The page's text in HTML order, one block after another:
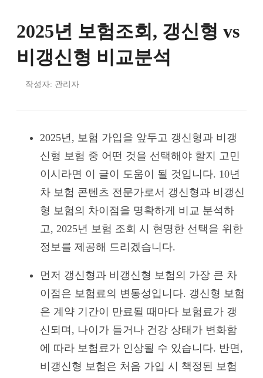
2025년 보험조회, 갱신형 vs
비갱신형 비교분석
작성자: 관리자
2025년, 보험 가입을 앞두고 갱신형과 비갱
신형 보험 중 어떤 것을 선택해야 할지 고민
이시라면 이 글이 도움이 될 것입니다. 10년
차 보험 콘텐츠 전문가로서 갱신형과 비갱신
형 보험의 차이점을 명확하게 비교 분석하
고, 2025년 보험 조회 시 현명한 선택을 위한
정보를 제공해 드리겠습니다.
먼저 갱신형과 비갱신형 보험의 가장 큰 차
이점은 보험료의 변동성입니다. 갱신형 보험
은 계약 기간이 만료될 때마다 보험료가 갱
신되며, 나이가 들거나 건강 상태가 변화함
에 따라 보험료가 인상될 수 있습니다. 반면,
비갱신형 보험은 처음 가입 시 책정된 보험